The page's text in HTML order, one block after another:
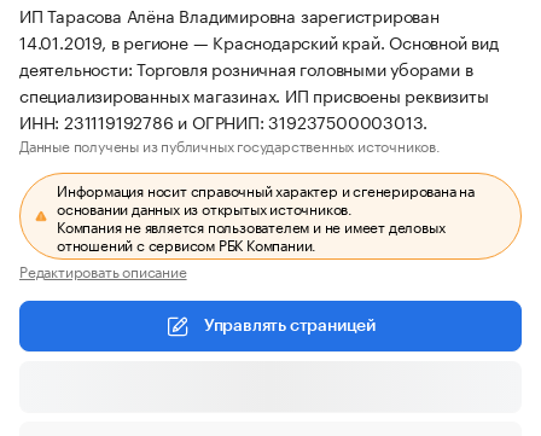
ИП Тарасова Алёна Владимировна зарегистрирован
14.01.2019, в регионе — Краснодарский край. Основной вид
деятельности: Торговля розничная головными уборами в
специализированных магазинах. ИП присвоены реквизиты
ИНН: 231119192786 и ОГРНИП: 319237500003013.
Данные получены из публичных государственных источников.
Информация носит справочный характер и сгенерирована на
основании данных из открытых источников.
Компания не является пользователем и не имеет деловых
отношений с сервисом РБК Компании.
Редактировать описание
Управлять страницей